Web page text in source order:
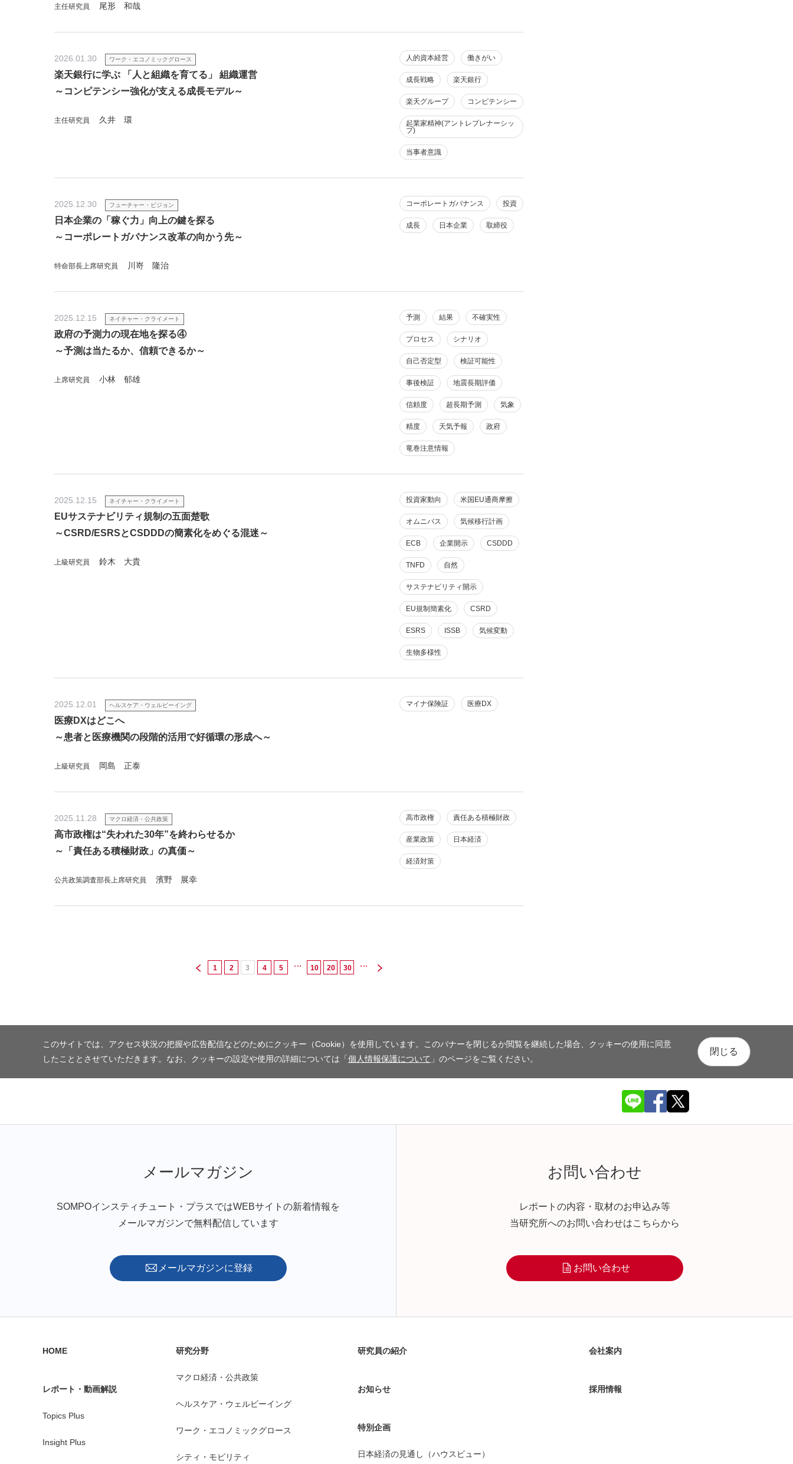
主任研究員 尾形 和哉
2026.01.30 ワーク・エコノミックグロース
楽天銀行に学ぶ 「人と組織を育てる」 組織運営
～コンピテンシー強化が支える成長モデル～
主任研究員 久井 環
人的資本経営 働きがい
成長戦略 楽天銀行
楽天グループ コンピテンシー
起業家精神(アントレプレナーシッ
プ)
当事者意識
2025.12.30 フューチャー・ビジョン
日本企業の「稼ぐ力」向上の鍵を探る
～コーポレートガバナンス改革の向かう先～
特命部長上席研究員 川嵜 隆治
コーポレートガバナンス 投資
成長 日本企業 取締役
2025.12.15 ネイチャー・クライメート
政府の予測力の現在地を探る④
～予測は当たるか、信頼できるか～
上席研究員 小林 郁雄
予測 結果 不確実性
プロセス シナリオ
自己否定型 検証可能性
事後検証 地震長期評価
信頼度 超長期予測 気象
精度 天気予報 政府
竜巻注意情報
2025.12.15 ネイチャー・クライメート
EUサステナビリティ規制の五面楚歌
～CSRD/ESRSとCSDDDの簡素化をめぐる混迷～
上級研究員 鈴木 大貴
投資家動向 米国EU通商摩擦
オムニバス 気候移行計画
ECB 企業開示 CSDDD
TNFD 自然
サステナビリティ開示
EU規制簡素化 CSRD
ESRS ISSB 気候変動
生物多様性
2025.12.01 ヘルスケア・ウェルビーイング
医療DXはどこへ
～患者と医療機関の段階的活用で好循環の形成へ～
上級研究員 岡島 正泰
マイナ保険証 医療DX
2025.11.28 マクロ経済・公共政策
高市政権は“失われた30年”を終わらせるか
～「責任ある積極財政」の真価～
公共政策調査部長上席研究員 濱野 展幸
高市政権 責任ある積極財政
産業政策 日本経済
経済対策
1 2 3 4 5 ... 10 20 30 ...
このサイトでは、アクセス状況の把握や広告配信などのためにクッキー（Cookie）を使用しています。このバナーを閉じるか閲覧を継続した場合、クッキーの使用に同意
したこととさせていただきます。なお、クッキーの設定や使用の詳細については「個人情報保護について 」のページをご覧ください。
閉じる
メールマガジン
SOMPOインスティチュート・プラスではWEBサイトの新着情報を
メールマガジンで無料配信しています
メールマガジンに登録
お問い合わせ
レポートの内容・取材のお申込み等
当研究所へのお問い合わせはこちらから
お問い合わせ
HOME
レポート・動画解説
Topics Plus
Insight Plus
研究分野
マクロ経済・公共政策
ヘルスケア・ウェルビーイング
ワーク・エコノミックグロース
シティ・モビリティ
研究員の紹介
お知らせ
特別企画
日本経済の見通し（ハウスビュー）
会社案内
採用情報